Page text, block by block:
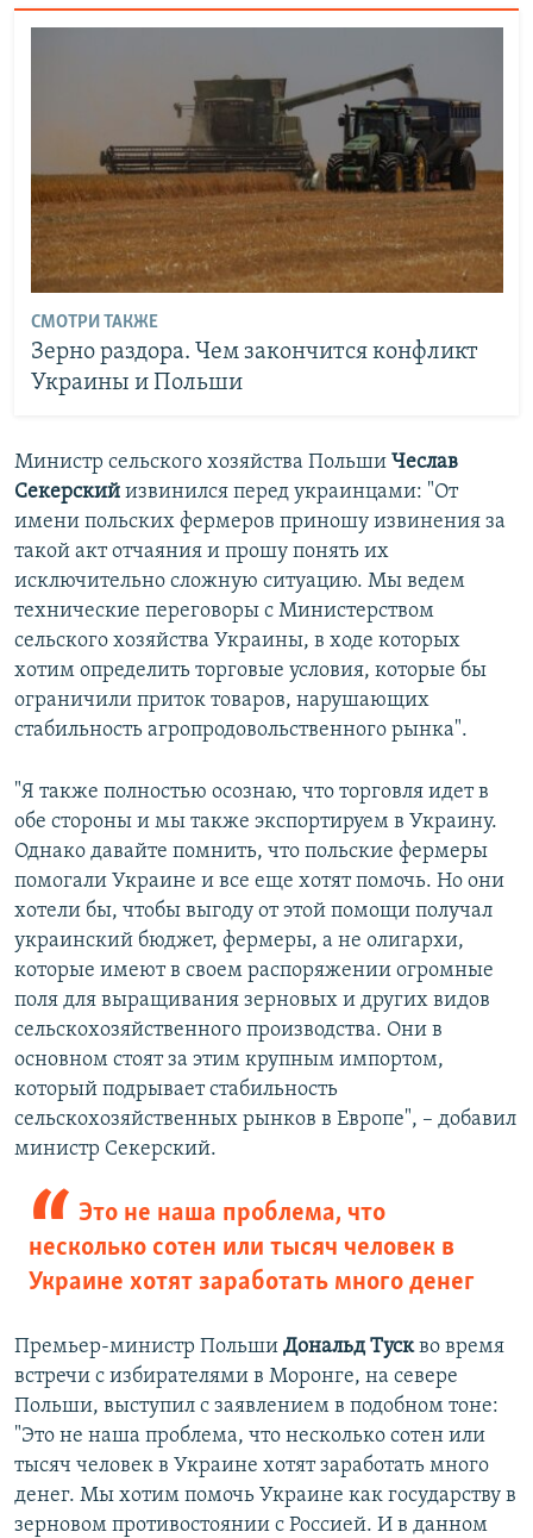
СМОТРИ ТАКЖЕ
Зерно раздора. Чем закончится конфликт
Украины и Польши
Министр сельского хозяйства Польши Чеслав
Секерский извинился перед украинцами: "От
имени польских фермеров приношу извинения за
такой акт отчаяния и прошу понять их
исключительно сложную ситуацию. Мы ведем
технические переговоры с Министерством
сельского хозяйства Украины, в ходе которых
хотим определить торговые условия, которые бы
ограничили приток товаров, нарушающих
стабильность агропродовольственного рынка".
"Я также полностью осознаю, что торговля идет в
обе стороны и мы также экспортируем в Украину.
Однако давайте помнить, что польские фермеры
помогали Украине и все еще хотят помочь. Но они
хотели бы, чтобы выгоду от этой помощи получал
украинский бюджет, фермеры, а не олигархи,
которые имеют в своем распоряжении огромные
поля для выращивания зерновых и других видов
сельскохозяйственного производства. Они в
основном стоят за этим крупным импортом,
который подрывает стабильность
сельскохозяйственных рынков в Европе", – добавил
министр Секерский.
Это не наша проблема, что
несколько сотен или тысяч человек в
Украине хотят заработать много денег
Премьер-министр Польши Дональд Тускво время
встречи с избирателями в Моронге, на севере
Польши, выступил с заявлением в подобном тоне:
"Это не наша проблема, что несколько сотен или
тысяч человек в Украине хотят заработать много
денег. Мы хотим помочь Украине как государству в
зерновом противостоянии с Россией. И в данном